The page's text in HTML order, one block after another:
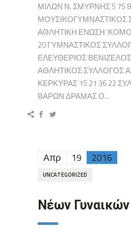
ΜΙΛΩΝ Ν. ΣΜΥΡΝΗΣ 5 75
ΜΟΥΣΙΚΟΓΥΜΝΑΣΤΙΚΟΣ
ΑΘΛΗΤΙΚΗ ΕΝΩΣΗ
20 ΓΥΜΝΑΣΤΙΚΟΣ
ΕΛΕΥΘΕΡΙΟΣ ΒΕΝΙΖΕΛΟΣ
ΑΘΛΗΤΙΚΟΣ ΣΥΛΛΟΓΟΣ
ΚΕΡΚΥΡΑΣ 15 21 36 22
ΒΑΡΩΝ ΔΡΑΜΑΣ Ο...
Απρ 19 2016
UNCATEGORIZED
Νέων Γυναικών